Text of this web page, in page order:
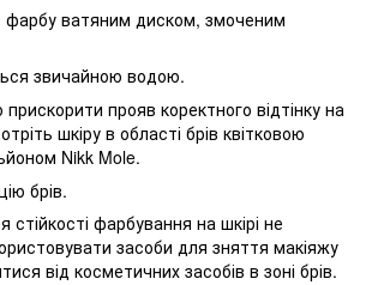
фарбу ватяним диском, змоченим
звичайною водою.
прояв коректного відтінку на
шкіру в області брів квітковою
Nikk Mole.
брів.
фарбування на шкірі не
засоби для зняття макіяжу
від косметичних засобів в зоні брів.